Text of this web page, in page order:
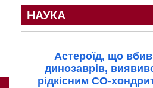
НАУКА
Астероїд, що вбив
динозаврів,
рідкісним CO-